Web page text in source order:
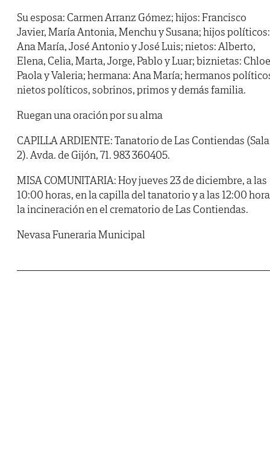
Su esposa: Carmen Arranz Gómez; hijos: Francisco
Javier, María Antonia, Menchu y Susana; hijos políticos:
Ana María, José Antonio y José Luis; nietos: Alberto,
Elena, Celia, Marta, Jorge, Pablo y Luar; biznietas:
Paola y Valeria; hermana: Ana María; hermanos
nietos políticos, sobrinos, primos y demás familia.
Ruegan una oración por su alma
CAPILLA ARDIENTE: Tanatorio de Las Contiendas (Sala
2). Avda. de Gijón, 71. 983 360405.
MISA COMUNITARIA: Hoy jueves 23 de diciembre, a las
10:00 horas, en la capilla del tanatorio y a las 12:00
la incineración en el crematorio de Las Contiendas.
Nevasa Funeraria Municipal